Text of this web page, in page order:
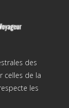
des
celles de la
les